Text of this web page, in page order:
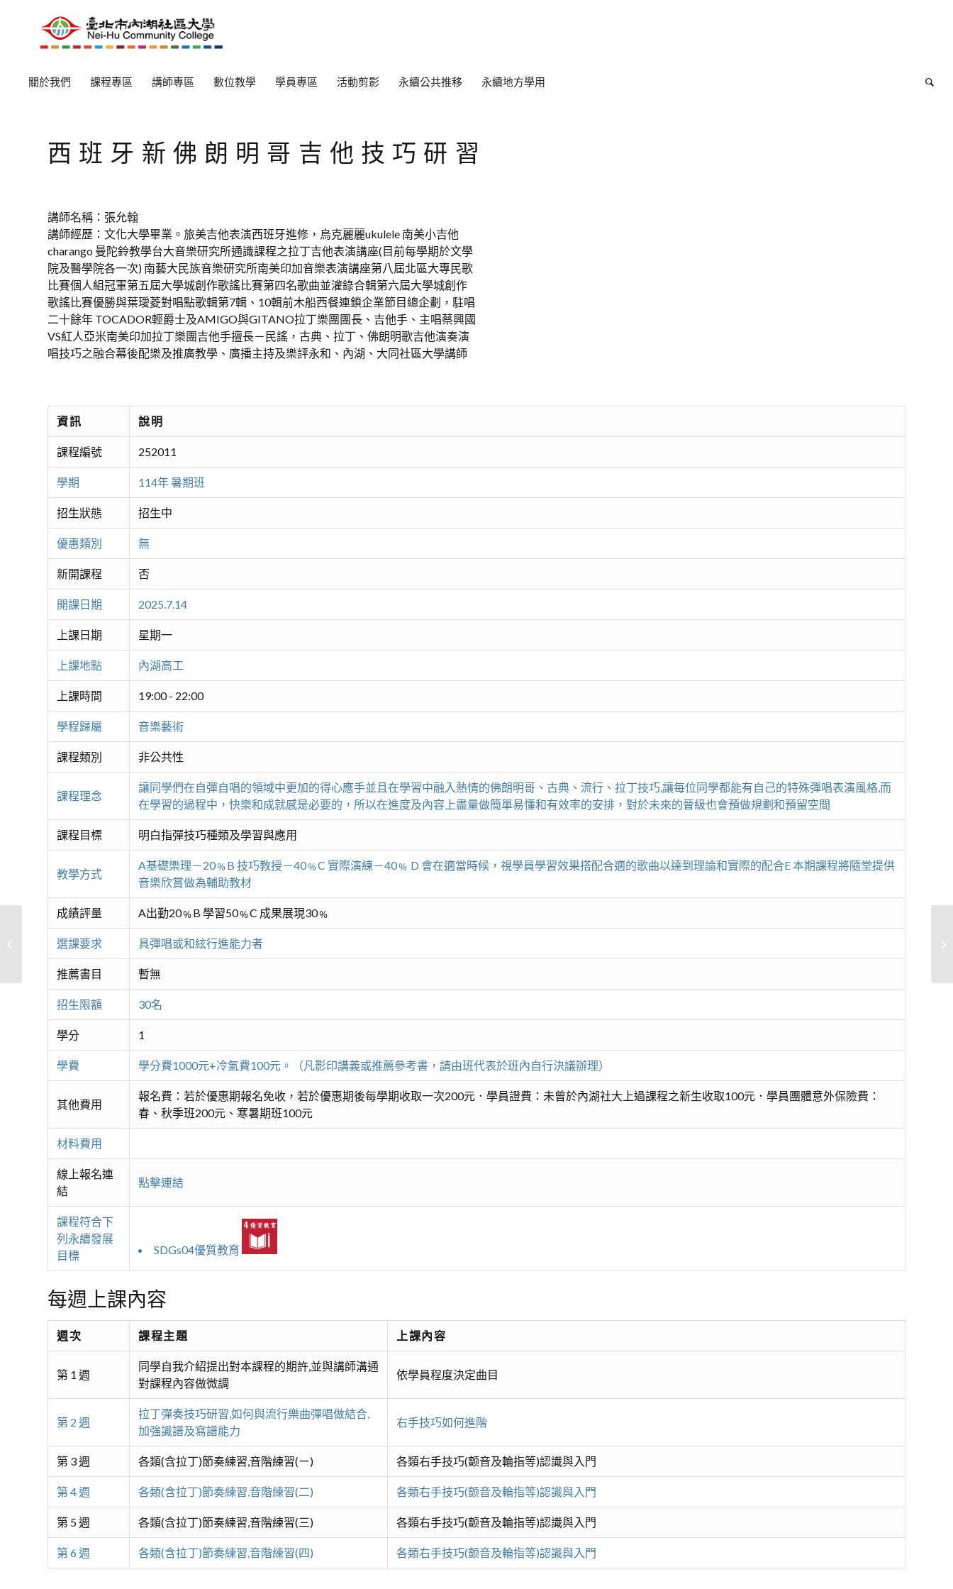
關於我們 課程專區 講師專區 數位教學 學員專區 活動剪影 永續公共推移 永續地方學用
西班牙新佛朗明哥吉他技巧研習
講師名稱：張允翰
講師經歷：文化大學畢業。旅美吉他表演西班牙進修，烏克麗麗ukulele 南美小吉他
charango 曼陀鈴教學台大音樂研究所通識課程之拉丁吉他表演講座(目前每學期於文學
院及醫學院各一次) 南藝大民族音樂研究所南美印加音樂表演講座第八屆北區大專民歌
比賽個人組冠軍第五屆大學城創作歌謠比賽第四名歌曲並灌錄合輯第六屆大學城創作
歌謠比賽優勝與葉璦菱對唱點歌輯第7輯、10輯前木船西餐連鎖企業節目總企劃，駐唱
二十餘年 TOCADOR輕爵士及AMIGO與GITANO拉丁樂團團長、吉他手、主唱蔡興國
VS紅人亞米南美印加拉丁樂團吉他手擅長－民謠，古典、拉丁、佛朗明歌吉他演奏演
唱技巧之融合幕後配樂及推廣教學、廣播主持及樂評永和、內湖、大同社區大學講師
資訊 說明
課程編號 252011
學期 114年 暑期班
招生狀態 招生中
優惠類別 無
新開課程 否
開課日期 2025.7.14
上課日期 星期一
上課地點 內湖高工
上課時間 19:00 - 22:00
學程歸屬 音樂藝術
課程類別 非公共性
課程理念
讓同學們在自彈自唱的領域中更加的得心應手並且在學習中融入熱情的佛朗明哥、古典、流行、拉丁技巧,讓每位同學都能有自己的特殊彈唱表演風格,而
在學習的過程中，快樂和成就感是必要的，所以在進度及內容上盡量做簡單易懂和有效率的安排，對於未來的晉級也會預做規劃和預留空間
課程目標 明白指彈技巧種類及學習與應用
教學方式
A基礎樂理－20﹪B 技巧教授－40﹪C 實際演練－40﹪ D 會在適當時候，視學員學習效果搭配合適的歌曲以達到理論和實際的配合E 本期課程將隨堂提供
音樂欣賞做為輔助教材
成績評量 A出勤20﹪B 學習50﹪C 成果展現30﹪
選課要求 具彈唱或和絃行進能力者
推薦書目 暫無
招生限額 30名
學分 1
學費 學分費1000元+冷氣費100元。（凡影印講義或推薦參考書，請由班代表於班內自行決議辦理）
其他費用
報名費：若於優惠期報名免收，若於優惠期後每學期收取一次200元．學員證費：未曾於內湖社大上過課程之新生收取100元．學員團體意外保險費：
春、秋季班200元、寒暑期班100元
材料費用
線上報名連
結
點擊連結
課程符合下
列永續發展
目標
SDGs04優質教育
每週上課內容
週次 課程主題 上課內容
第 1 週
同學自我介紹提出對本課程的期許,並與講師溝通
對課程內容做微調
依學員程度決定曲目
第 2 週
拉丁彈奏技巧研習,如何與流行樂曲彈唱做結合,
加強識譜及寫譜能力
右手技巧如何進階
第 3 週 各類(含拉丁)節奏練習,音階練習(ㄧ) 各類右手技巧(颤音及輪指等)認識與入門
第 4 週 各類(含拉丁)節奏練習,音階練習(二) 各類右手技巧(颤音及輪指等)認識與入門
第 5 週 各類(含拉丁)節奏練習,音階練習(三) 各類右手技巧(颤音及輪指等)認識與入門
第 6 週 各類(含拉丁)節奏練習,音階練習(四) 各類右手技巧(颤音及輪指等)認識與入門
內湖琴音-二胡初、進階